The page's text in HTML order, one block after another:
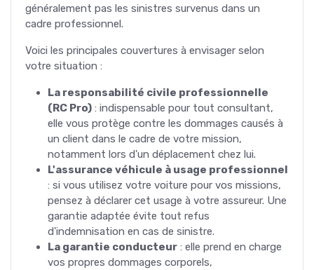
généralement pas les sinistres survenus dans un
cadre professionnel.
Voici les principales couvertures à envisager selon
votre situation :
La responsabilité civile professionnelle
(RC Pro) : indispensable pour tout consultant,
elle vous protège contre les dommages causés à
un client dans le cadre de votre mission,
notamment lors d'un déplacement chez lui.
L'assurance véhicule à usage professionnel
: si vous utilisez votre voiture pour vos missions,
pensez à déclarer cet usage à votre assureur. Une
garantie adaptée évite tout refus
d'indemnisation en cas de sinistre.
La garantie conducteur : elle prend en charge
vos propres dommages corporels,